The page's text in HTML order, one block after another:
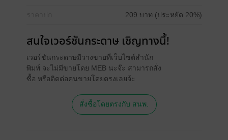
209 บาท (ประหยัด 20%)
สนใจเวอร์ชันกระดาษ เชิญทางนี้!
เวอร์ชันกระดาษมีวางขายที่เว็บไซต์สำนัก
พิมพ์ จะไม่มีขายโดย MEB นะจ๊ะ สามารถสั่ง
ซื้อ หรือติดต่อคนขายโดยตรงเลยจ้ะ
สั่งซื้อโดยตรงกับ สนพ.